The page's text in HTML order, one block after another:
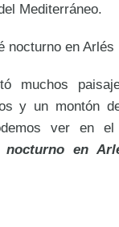
Mediterráneo.
muchos
y un montón
ver en el
nocturno en